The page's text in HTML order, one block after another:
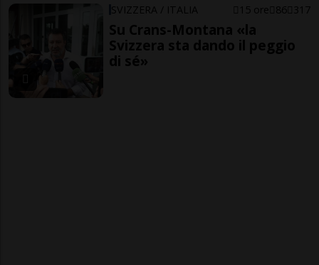
SVIZZERA / ITALIA 15 ore 86 317
Su Crans-Montana «la
Svizzera sta dando il peggio
di sé»